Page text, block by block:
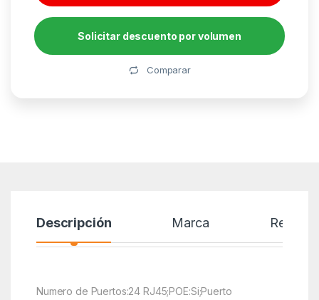
Solicitar descuento por volumen
Comparar
Descripción Marca Reseñas
Numero de Puertos:24 RJ45;POE:Si;Puerto